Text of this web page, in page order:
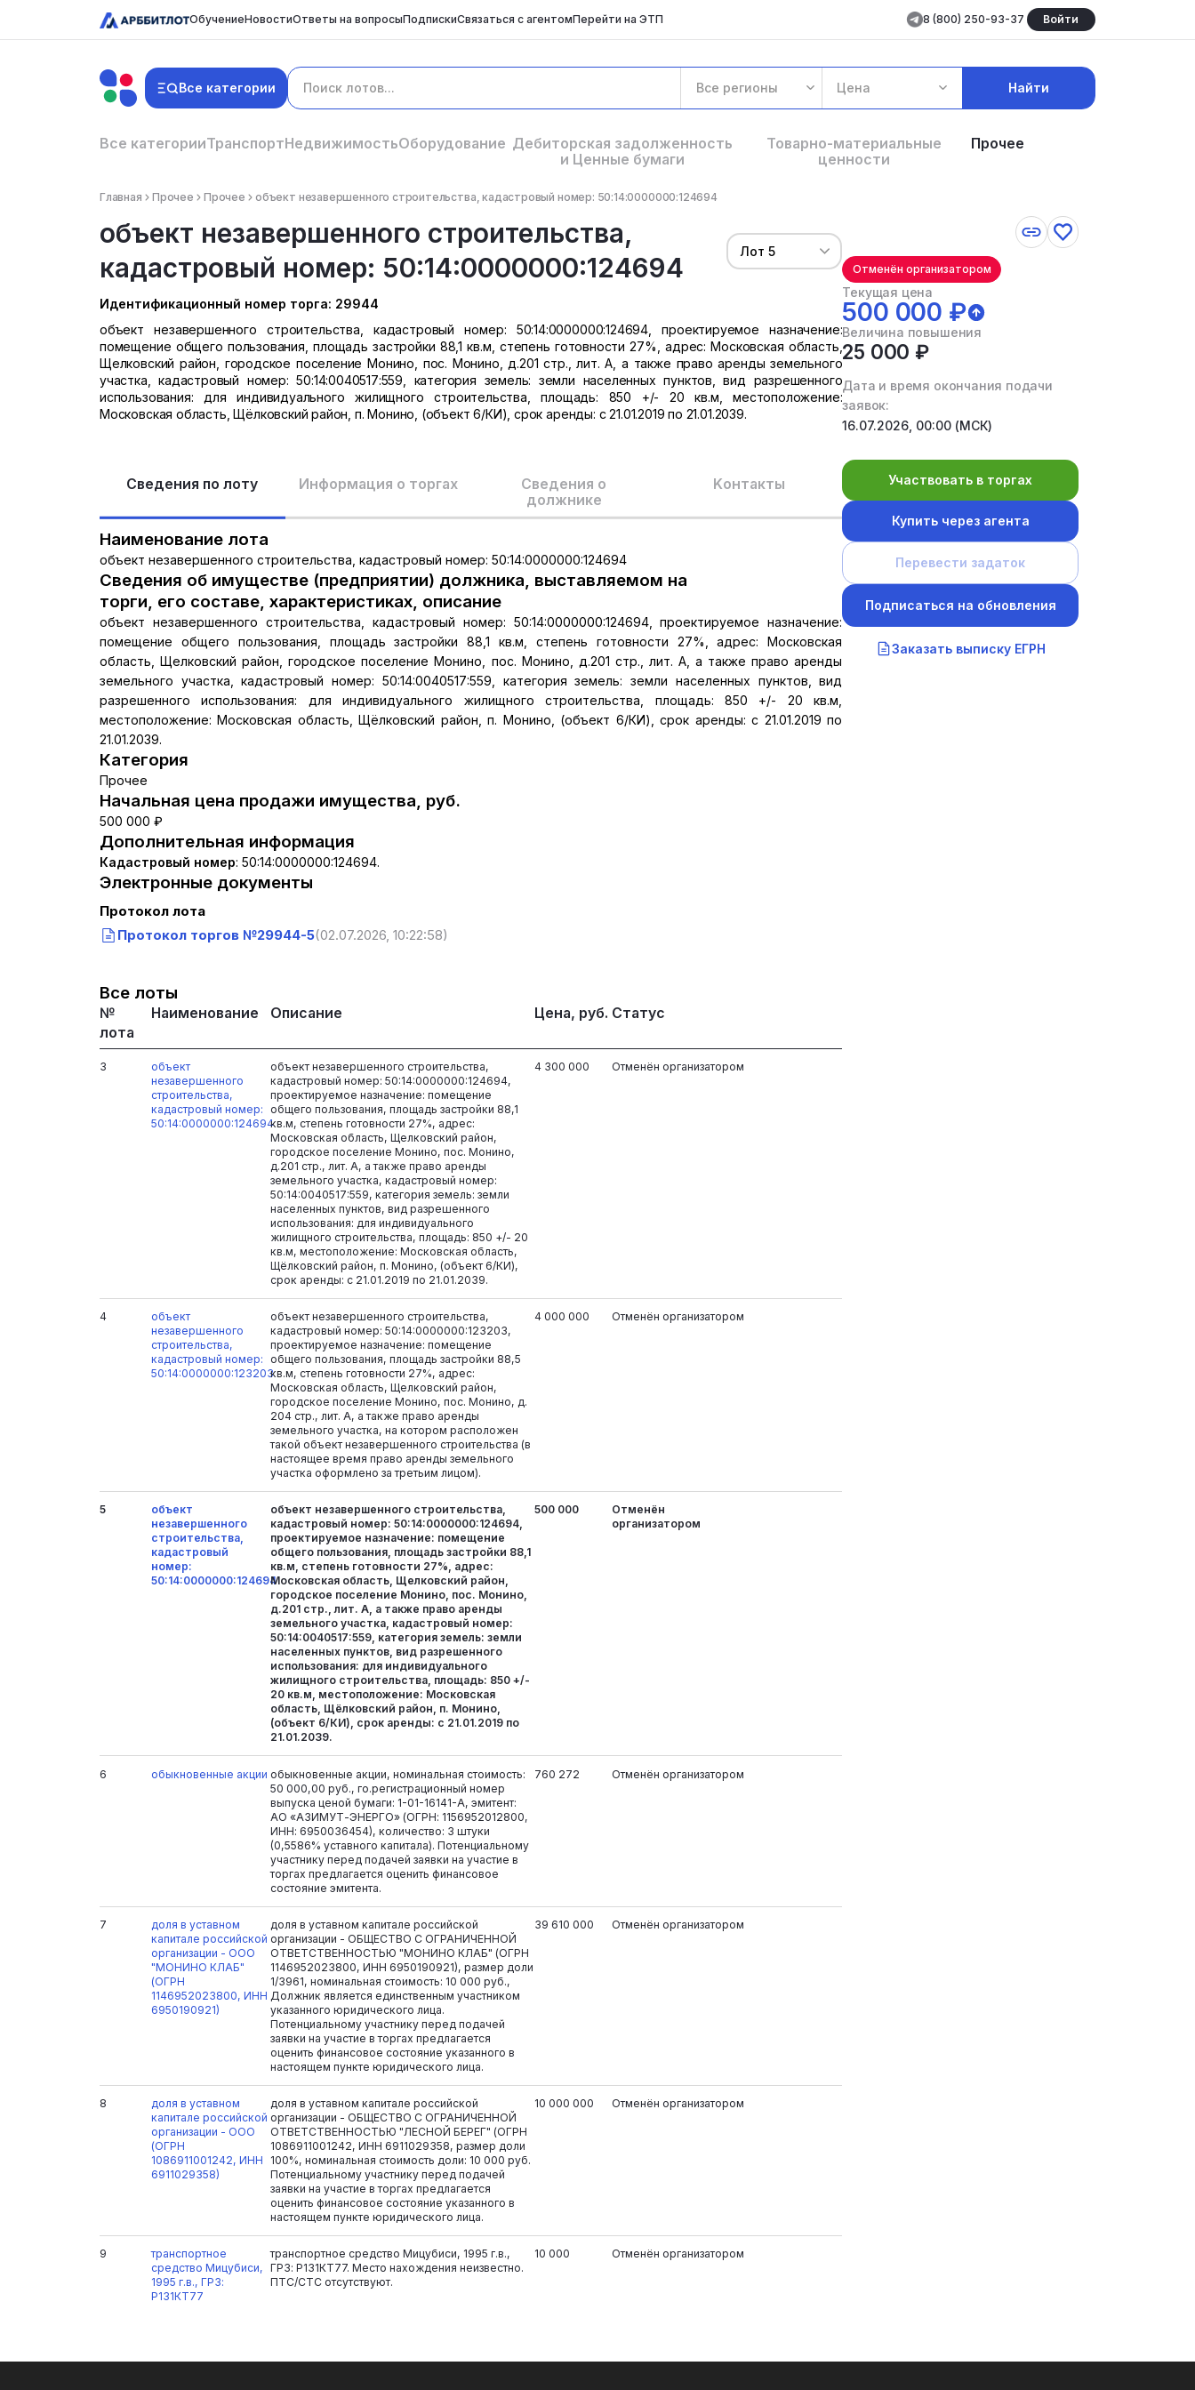
ОбучениеНовостиОтветы на вопросыПодпискиСвязаться с агентомПерейти на ЭТП 8 (800) 250-93-37 Войти
Все категории Все регионы Цена Найти
Все категорииТранспортНедвижимостьОборудование Дебиторская задолженность
и Ценные бумаги
Товарно-материальные
ценности
Прочее
Главная Прочее Прочее объект незавершенного строительства, кадастровый номер: 50:14:0000000:124694
объект незавершенного строительства,
кадастровый номер: 50:14:0000000:124694
Лот 5
Идентификационный номер торга: 29944
объект незавершенного строительства, кадастровый номер: 50:14:0000000:124694, проектируемое назначение:
помещение общего пользования, площадь застройки 88,1 кв.м, степень готовности 27%, адрес: Московская область,
Щелковский район, городское поселение Монино, пос. Монино, д.201 стр., лит. А, а также право аренды земельного
участка, кадастровый номер: 50:14:0040517:559, категория земель: земли населенных пунктов, вид разрешенного
использования: для индивидуального жилищного строительства, площадь: 850 +/- 20 кв.м, местоположение:
Московская область, Щёлковский район, п. Монино, (объект 6/КИ), срок аренды: с 21.01.2019 по 21.01.2039.
Сведения по лоту Информация о торгах
Сведения о
должнике
Kонтакты
Наименование лота
объект незавершенного строительства, кадастровый номер: 50:14:0000000:124694
Сведения об имуществе (предприятии) должника, выставляемом на
торги, его составе, характеристиках, описание
объект незавершенного строительства, кадастровый номер: 50:14:0000000:124694, проектируемое назначение:
помещение общего пользования, площадь застройки 88,1 кв.м, степень готовности 27%, адрес: Московская
область, Щелковский район, городское поселение Монино, пос. Монино, д.201 стр., лит. А, а также право аренды
земельного участка, кадастровый номер: 50:14:0040517:559, категория земель: земли населенных пунктов, вид
разрешенного использования: для индивидуального жилищного строительства, площадь: 850 +/- 20 кв.м,
местоположение: Московская область, Щёлковский район, п. Монино, (объект 6/КИ), срок аренды: с 21.01.2019 по
21.01.2039.
Категория
Прочее
Начальная цена продажи имущества, руб.
500 000 ₽
Дополнительная информация
Кадастровый номер: 50:14:0000000:124694.
Электронные документы
Протокол лота
Протокол торгов №29944-5(02.07.2026, 10:22:58)
Все лоты
№
лота
Наименование Описание Цена, руб. Статус
3
объект
незавершенного
строительства,
кадастровый номер:
50:14:0000000:124694
объект незавершенного строительства,
кадастровый номер: 50:14:0000000:124694,
проектируемое назначение: помещение
общего пользования, площадь застройки 88,1
кв.м, степень готовности 27%, адрес:
Московская область, Щелковский район,
городское поселение Монино, пос. Монино,
д.201 стр., лит. А, а также право аренды
земельного участка, кадастровый номер:
50:14:0040517:559, категория земель: земли
населенных пунктов, вид разрешенного
использования: для индивидуального
жилищного строительства, площадь: 850 +/- 20
кв.м, местоположение: Московская область,
Щёлковский район, п. Монино, (объект 6/КИ),
срок аренды: с 21.01.2019 по 21.01.2039.
4 300 000 Отменён организатором
4
объект
незавершенного
строительства,
кадастровый номер:
50:14:0000000:123203
объект незавершенного строительства,
кадастровый номер: 50:14:0000000:123203,
проектируемое назначение: помещение
общего пользования, площадь застройки 88,5
кв.м, степень готовности 27%, адрес:
Московская область, Щелковский район,
городское поселение Монино, пос. Монино, д.
204 стр., лит. А, а также право аренды
земельного участка, на котором расположен
такой объект незавершенного строительства (в
настоящее время право аренды земельного
участка оформлено за третьим лицом).
4 000 000 Отменён организатором
5
объект
незавершенного
строительства,
кадастровый
номер:
50:14:0000000:124694
объект незавершенного строительства,
кадастровый номер: 50:14:0000000:124694,
проектируемое назначение: помещение
общего пользования, площадь застройки 88,1
кв.м, степень готовности 27%, адрес:
Московская область, Щелковский район,
городское поселение Монино, пос. Монино,
д.201 стр., лит. А, а также право аренды
земельного участка, кадастровый номер:
50:14:0040517:559, категория земель: земли
населенных пунктов, вид разрешенного
использования: для индивидуального
жилищного строительства, площадь: 850 +/-
20 кв.м, местоположение: Московская
область, Щёлковский район, п. Монино,
(объект 6/КИ), срок аренды: с 21.01.2019 по
21.01.2039.
500 000
Отменён
организатором
6 обыкновенные акции обыкновенные акции, номинальная стоимость:
50 000,00 руб., го.регистрационный номер
выпуска ценой бумаги: 1-01-16141-А, эмитент:
АО «АЗИМУТ-ЭНЕРГО» (ОГРН: 1156952012800,
ИНН: 6950036454), количество: 3 штуки
(0,5586% уставного капитала). Потенциальному
участнику перед подачей заявки на участие в
торгах предлагается оценить финансовое
состояние эмитента.
760 272 Отменён организатором
7
доля в уставном
капитале российской
организации - ООО
"МОНИНО КЛАБ"
(ОГРН
1146952023800, ИНН
6950190921)
доля в уставном капитале российской
организации - ОБЩЕСТВО С ОГРАНИЧЕННОЙ
ОТВЕТСТВЕННОСТЬЮ "МОНИНО КЛАБ" (ОГРН
1146952023800, ИНН 6950190921), размер доли
1/3961, номинальная стоимость: 10 000 руб.,
Должник является единственным участником
указанного юридического лица.
Потенциальному участнику перед подачей
заявки на участие в торгах предлагается
оценить финансовое состояние указанного в
настоящем пункте юридического лица.
39 610 000 Отменён организатором
8
доля в уставном
капитале российской
организации - ООО
(ОГРН
1086911001242, ИНН
6911029358)
доля в уставном капитале российской
организации - ОБЩЕСТВО С ОГРАНИЧЕННОЙ
ОТВЕТСТВЕННОСТЬЮ "ЛЕСНОЙ БЕРЕГ" (ОГРН
1086911001242, ИНН 6911029358, размер доли
100%, номинальная стоимость доли: 10 000 руб.
Потенциальному участнику перед подачей
заявки на участие в торгах предлагается
оценить финансовое состояние указанного в
настоящем пункте юридического лица.
10 000 000 Отменён организатором
9
транспортное
средство Мицубиси,
1995 г.в., ГРЗ:
Р131КТ77
транспортное средство Мицубиси, 1995 г.в.,
ГРЗ: Р131КТ77. Место нахождения неизвестно.
ПТС/СТС отсутствуют.
10 000 Отменён организатором
Отменён организатором
Текущая цена
500 000 ₽
Величина повышения
25 000 ₽
Дата и время окончания подачи
заявок:
16.07.2026, 00:00 (МСК)
Участвовать в торгах
Купить через агента
Перевести задаток
Подписаться на обновления
Заказать выписку ЕГРН